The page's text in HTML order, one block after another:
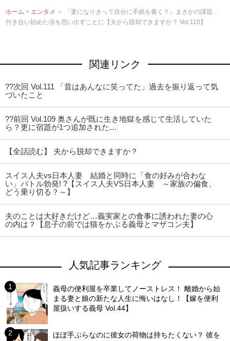
ホーム > エンタメ ＞ 「妻になりきって自分に手紙を書く？」まさかの課題…
付き合い始めた頃を思い出すことに【夫から脱却できますか？ Vol.110】
関連リンク
??次回 Vol.111 「昔はあんなに笑ってた」過去を振り返って気
づいたこと
??前回 Vol.109 奥さんが既に生き地獄を感じて生活していた
ら？更に宿題が1つ追加された…
【全話読む】 夫から脱却できますか？
スイス人夫vs日本人妻 結婚と同時に「食の好みが合わな
い」バトル勃発! ?【スイス人夫VS日本人妻 ～家族の偏食、
どう乗り切る？～】
夫のことは大好きだけど…義実家との食事に誘われた妻の心
の内は？【息子の前では猫をかぶる義母とマザコン夫】
人気記事ランキング
義母の便利屋を卒業してノーストレス！ 離婚から始
まる妻と娘の新たな人生に悔いはなし！【嫁を便利
屋扱いする義母 Vol.44】
ほぼ手ぶらなのに彼女の荷物は持ちたくない？ 彼を